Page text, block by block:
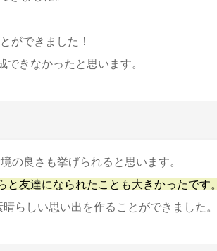
ができました！
きなかったと思います。
の良さも挙げられると思います。
友達になられたことも大きかったです。
らしい思い出を作ることができました。